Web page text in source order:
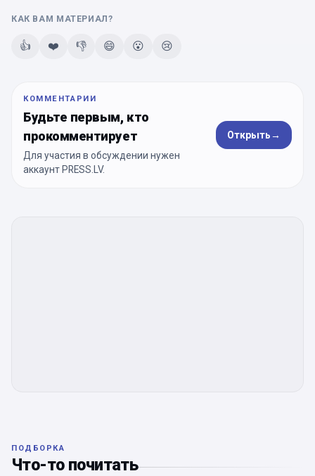
КАК ВАМ МАТЕРИАЛ?
👍 ❤️ 👎 😄 😮 😢
КОММЕНТАРИИ
Будьте первым, кто
прокомментирует
Для участия в обсуждении нужен
аккаунт PRESS.LV.
Открыть→
ПОДБОРКА
Что-то почитать